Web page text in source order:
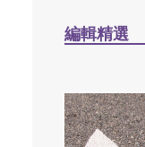
編輯精選